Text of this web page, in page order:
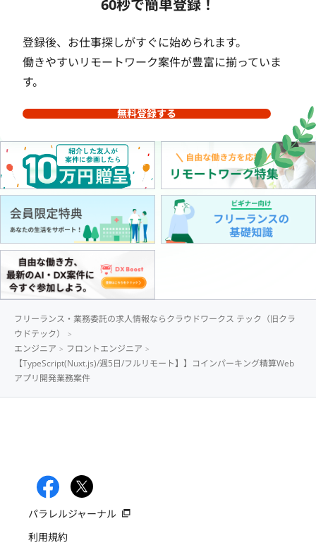
60秒で簡単登録！
登録後、お仕事探しがすぐに始められます。
働きやすいリモートワーク案件が豊富に揃っていま
す。
無料登録する
フリーランス・業務委託の求人情報ならクラウドワークス テック（旧クラ
ウドテック）
エンジニア
フロントエンジニア
【TypeScript(Nuxt.js)/週5日/フルリモート】】コインパーキング精算Web
アプリ開発業務案件
パラレルジャーナル
利用規約